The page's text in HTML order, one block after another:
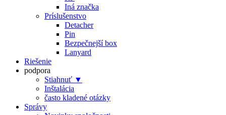
Iná značka
Príslušenstvo
Detacher
Pin
Bezpečnejší box
Lanyard
Riešenie
podpora
Stiahnuť ▼
Inštalácia
často kladené otázky
Správy